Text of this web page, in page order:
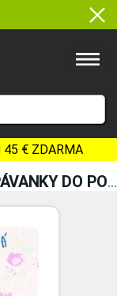
€ ZDARMA
DO POSTIEĽKY